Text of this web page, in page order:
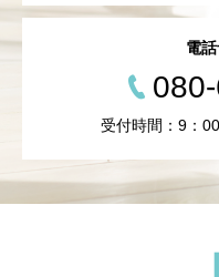
電
受付時間：9：